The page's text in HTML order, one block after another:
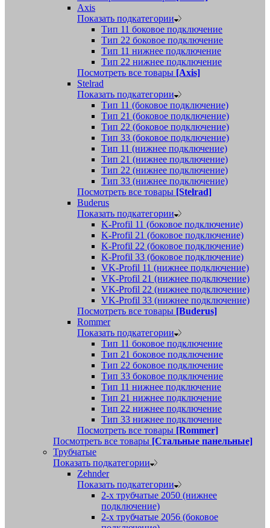
Axis
Показать подкатегории
Тип 11 боковое подключение
Тип 22 боковое подключение
Тип 11 нижнее подключение
Тип 22 нижнее подключение
Посмотреть все товары [Axis]
Stelrad
Показать подкатегории
Tип 11 (боковое подключение)
Тип 21 (боковое подключение)
Тип 22 (боковое подключение)
Тип 33 (боковое подключение)
Тип 11 (нижнее подключение)
Тип 21 (нижнее подключение)
Тип 22 (нижнее подключение)
Тип 33 (нижнее подключение)
Посмотреть все товары [Stelrad]
Buderus
Показать подкатегории
K-Profil 11 (боковое подключение)
K-Profil 21 (боковое подключение)
K-Profil 22 (боковое подключение)
K-Profil 33 (боковое подключение)
VK-Profil 11 (нижнее подключение)
VK-Profil 21 (нижнее подключение)
VK-Profil 22 (нижнее подключение)
VK-Profil 33 (нижнее подключение)
Посмотреть все товары [Buderus]
Rommer
Показать подкатегории
Тип 11 боковое подключение
Тип 21 боковое подключение
Тип 22 боковое подключение
Тип 33 боковое подключение
Тип 11 нижнее подключение
Тип 21 нижнее подключение
Тип 22 нижнее подключение
Тип 33 нижнее подключение
Посмотреть все товары [Rommer]
Посмотреть все товары [Стальные панельные]
Трубчатые
Показать подкатегории
Zehnder
Показать подкатегории
2-х трубчатые 2050 (нижнее
подключение)
2-х трубчатые 2056 (боковое